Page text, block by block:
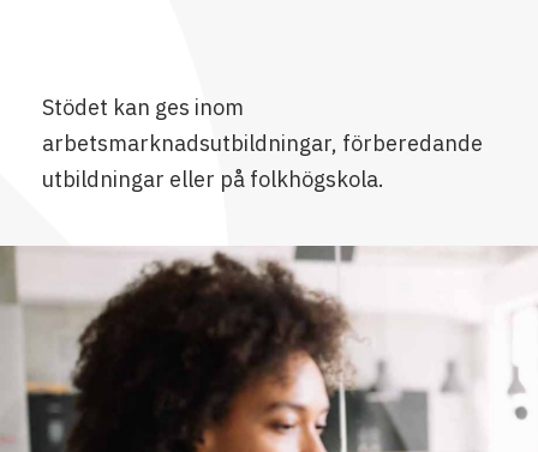
Stödet kan ges inom
arbetsmarknadsutbildningar, förberedande
utbildningar eller på folkhögskola.